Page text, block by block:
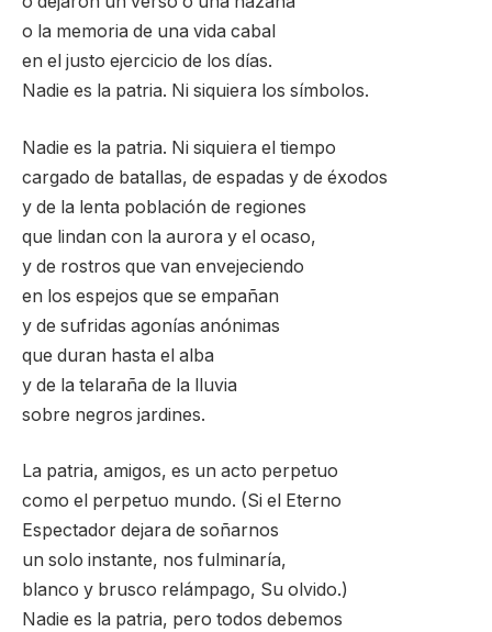
o la memoria de una vida cabal
en el justo ejercicio de los días.
Nadie es la patria. Ni siquiera los símbolos.
Nadie es la patria. Ni siquiera el tiempo
cargado de batallas, de espadas y de éxodos
y de la lenta población de regiones
que lindan con la aurora y el ocaso,
y de rostros que van envejeciendo
en los espejos que se empañan
y de sufridas agonías anónimas
que duran hasta el alba
y de la telaraña de la lluvia
sobre negros jardines.
La patria, amigos, es un acto perpetuo
como el perpetuo mundo. (Si el Eterno
Espectador dejara de soñarnos
un solo instante, nos fulminaría,
blanco y brusco relámpago, Su olvido.)
Nadie es la patria, pero todos debemos